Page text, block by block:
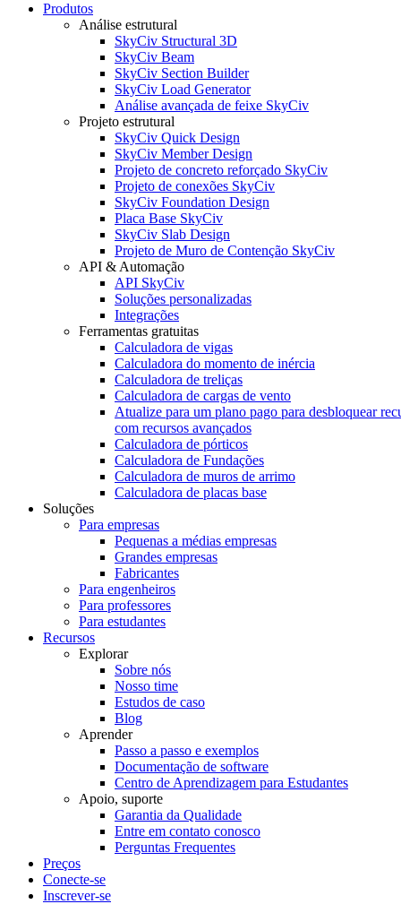
Produtos
Análise estrutural
SkyCiv Structural 3D
SkyCiv Beam
SkyCiv Section Builder
SkyCiv Load Generator
Análise avançada de feixe SkyCiv
Projeto estrutural
SkyCiv Quick Design
SkyCiv Member Design
Projeto de concreto reforçado SkyCiv
Projeto de conexões SkyCiv
SkyCiv Foundation Design
Placa Base SkyCiv
SkyCiv Slab Design
Projeto de Muro de Contenção SkyCiv
API & Automação
API SkyCiv
Soluções personalizadas
Integrações
Ferramentas gratuitas
Calculadora de vigas
Calculadora do momento de inércia
Calculadora de treliças
Calculadora de cargas de vento
Atualize para um plano pago para desbloquear
com recursos avançados
Calculadora de pórticos
Calculadora de Fundações
Calculadora de muros de arrimo
Calculadora de placas base
Soluções
Para empresas
Pequenas a médias empresas
Grandes empresas
Fabricantes
Para engenheiros
Para professores
Para estudantes
Recursos
Explorar
Sobre nós
Nosso time
Estudos de caso
Blog
Aprender
Passo a passo e exemplos
Documentação de software
Centro de Aprendizagem para Estudantes
Apoio, suporte
Garantia da Qualidade
Entre em contato conosco
Perguntas Frequentes
Preços
Conecte-se
Inscrever-se